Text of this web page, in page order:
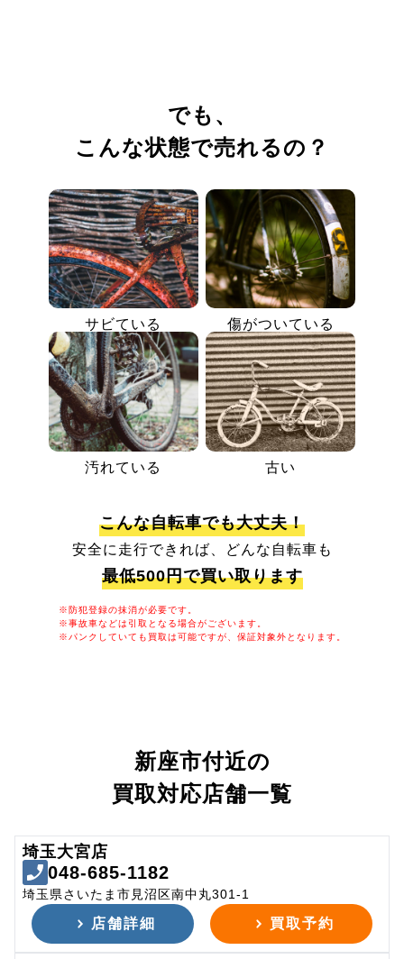
でも、
こんな状態で売れるの？
サビている 傷がついている
汚れている 古い
こんな自転車でも大丈夫！
安全に走行できれば、どんな自転車も
最低500円で買い取ります
※防犯登録の抹消が必要です。
※事故車などは引取となる場合がございます。
※パンクしていても買取は可能ですが、保証対象外となります。
新座市付近の
買取対応店舗一覧
埼玉大宮店
048-685-1182
埼玉県さいたま市見沼区南中丸301-1
店舗詳細 買取予約